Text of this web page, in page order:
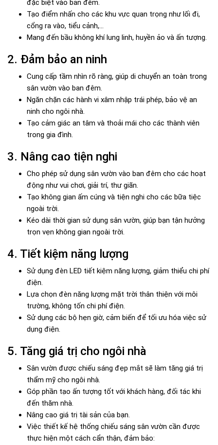
đặc biệt vào ban đêm.
Tạo điểm nhấn cho các khu vực quan trọng như lối đi,
cổng ra vào, tiểu cảnh,...
Mang đến bầu không khí lung linh, huyền ảo và ấn tượng.
2. Đảm bảo an ninh
Cung cấp tầm nhìn rõ ràng, giúp di chuyển an toàn trong
sân vườn vào ban đêm.
Ngăn chặn các hành vi xâm nhập trái phép, bảo vệ an
ninh cho ngôi nhà.
Tạo cảm giác an tâm và thoải mái cho các thành viên
trong gia đình.
3. Nâng cao tiện nghi
Cho phép sử dụng sân vườn vào ban đêm cho các hoạt
động như vui chơi, giải trí, thư giãn.
Tạo không gian ấm cúng và tiện nghi cho các bữa tiệc
ngoài trời.
Kéo dài thời gian sử dụng sân vườn, giúp bạn tận hưởng
trọn vẹn không gian ngoài trời.
4. Tiết kiệm năng lượng
Sử dụng đèn LED tiết kiệm năng lượng, giảm thiểu chi phí
điện.
Lựa chọn đèn năng lượng mặt trời thân thiện với môi
trường, không tốn chi phí điện.
Sử dụng các bộ hẹn giờ, cảm biến để tối ưu hóa việc sử
dụng điện.
5. Tăng giá trị cho ngôi nhà
Sân vườn được chiếu sáng đẹp mắt sẽ làm tăng giá trị
thẩm mỹ cho ngôi nhà.
Góp phần tạo ấn tượng tốt với khách hàng, đối tác khi
đến thăm nhà.
Nâng cao giá trị tài sản của bạn.
Việc thiết kế hệ thống chiếu sáng sân vườn cần được
thực hiện một cách cẩn thận, đảm bảo: